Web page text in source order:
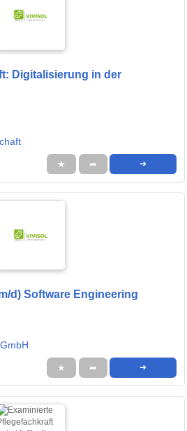
Digitalisierung in der
★ ➦ ➜
d) Software Engineering
★ ➦ ➜